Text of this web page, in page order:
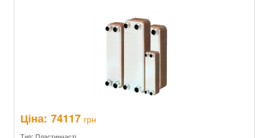
Ціна: 74117 грн